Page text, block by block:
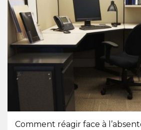
Comment réagir face à